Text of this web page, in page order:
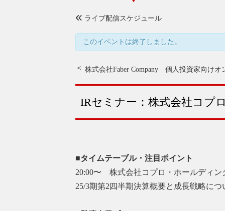
ライブ配信スケジュール
このイベントは終了しました。
株式会社Faber Company 個人投資家向けオ
IRセミナー：株式会社コプ
■タイムテーブル・注目ポイント
20:00〜 株式会社コプロ・ホールディン
25/3期第2四半期決算概要と成長戦略に